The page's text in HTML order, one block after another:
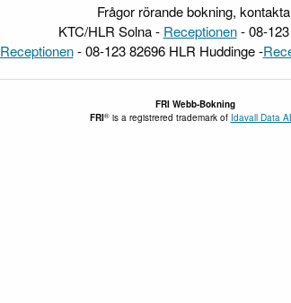
Frågor rörande bokning,
KTC/HLR Solna - Receptionen- 08-123
Receptionen- 08-123 82696 HLR Huddinge -
FRI Webb-Bokning
FRI® is a registrered trademark of Idavall Data